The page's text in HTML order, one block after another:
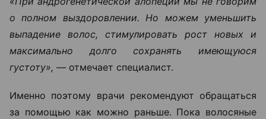
о полном выздоровлении. Но можем уменьшить
выпадение волос, стимулировать рост новых и
максимально долго сохранять имеющуюся
густоту», — отмечает специалист.
Именно поэтому врачи рекомендуют обращаться
за помощью как можно раньше. Пока волосяные